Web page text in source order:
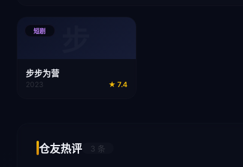
短剧
步步为营
2023 ★ 7.4
仓友热评 3 条